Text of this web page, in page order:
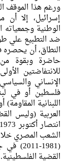
ورغم هذا الموقف
إسرائيل، إلا أن
الوطنية وجمعياته
ضد التطبيع علي
النطاق، أن
حاضرة وبقوة
الإنساني
فلسطين أو في
اللبنانية
العربية (وليس
(1981-
القضية الفلسطينية.